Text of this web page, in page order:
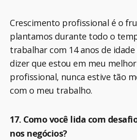
Crescimento profissional é o
plantamos durante todo o
trabalhar com 14 anos de
dizer que estou em meu
profissional, nunca estive tão
com o meu trabalho.
17. Como você lida com
nos negócios?